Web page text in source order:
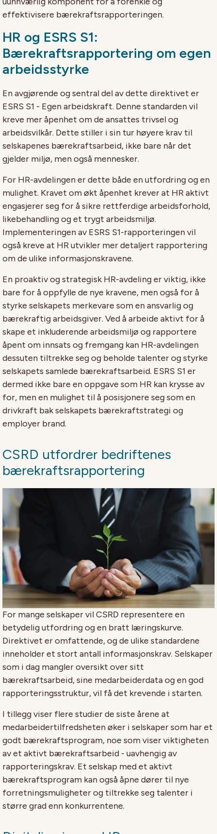
effektivisere bærekraftsrapporteringen.
HR og ESRS S1:
Bærekraftsrapportering om egen
arbeidsstyrke
En avgjørende og sentral del av dette direktivet er
ESRS S1 - Egen arbeidskraft. Denne standarden vil
kreve mer åpenhet om de ansattes trivsel og
arbeidsvilkår. Dette stiller i sin tur høyere krav til
selskapenes bærekraftsarbeid, ikke bare når det
gjelder miljø, men også mennesker.
For HR-avdelingen er dette både en utfordring og en
mulighet. Kravet om økt åpenhet krever at HR aktivt
engasjerer seg for å sikre rettferdige arbeidsforhold,
likebehandling og et trygt arbeidsmiljø.
Implementeringen av ESRS S1-rapporteringen vil
også kreve at HR utvikler mer detaljert rapportering
om de ulike informasjonskravene.
En proaktiv og strategisk HR-avdeling er viktig, ikke
bare for å oppfylle de nye kravene, men også for å
styrke selskapets merkevare som en ansvarlig og
bærekraftig arbeidsgiver. Ved å arbeide aktivt for å
skape et inkluderende arbeidsmiljø og rapportere
åpent om innsats og fremgang kan HR-avdelingen
dessuten tiltrekke seg og beholde talenter og styrke
selskapets samlede bærekraftsarbeid. ESRS S1 er
dermed ikke bare en oppgave som HR kan krysse av
for, men en mulighet til å posisjonere seg som en
drivkraft bak selskapets bærekraftstrategi og
employer brand.
CSRD utfordrer bedriftenes
bærekraftsrapportering
For mange selskaper vil CSRD representere en
betydelig utfordring og en bratt læringskurve.
Direktivet er omfattende, og de ulike standardene
inneholder et stort antall informasjonskrav. Selskaper
som i dag mangler oversikt over sitt
bærekraftsarbeid, sine medarbeiderdata og en god
rapporteringsstruktur, vil få det krevende i starten.
I tillegg viser flere studier de siste årene at
medarbeidertilfredsheten øker i selskaper som har et
godt bærekraftsprogram, noe som viser viktigheten
av et aktivt bærekraftsarbeid - uavhengig av
rapporteringskrav. Et selskap med et aktivt
bærekraftsprogram kan også åpne dører til nye
forretningsmuligheter og tiltrekke seg talenter i
større grad enn konkurrentene.